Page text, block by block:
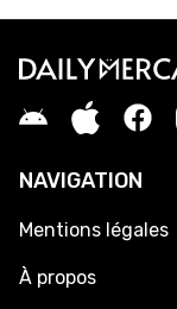
NAVIGATION
Mentions légales
À propos